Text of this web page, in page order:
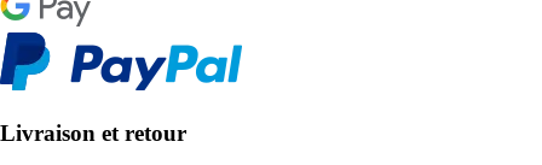
Livraison et retour